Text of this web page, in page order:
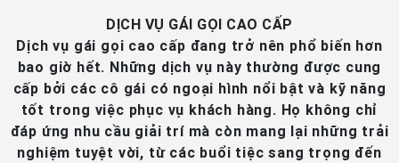
DỊCH VỤ GÁI GỌI CAO CẤP
Dịch vụ gái gọi cao cấp đang trở nên phổ biến hơn
bao giờ hết. Những dịch vụ này thường được cung
cấp bởi các cô gái có ngoại hình nổi bật và kỹ năng
tốt trong việc phục vụ khách hàng. Họ không chỉ
đáp ứng nhu cầu giải trí mà còn mang lại những trải
nghiệm tuyệt vời, từ các buổi tiệc sang trọng đến